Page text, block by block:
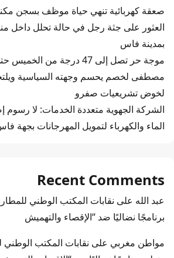
صعقة كهربائية تنهي حياة موظف بسجن
العثور على جثة رجل في حالة تحلل داخل
بمدينة فاس
موجة حر تصل إلى 47 درجة من الخميس حتى السبت
مصطفى لخصم يحسم وجهته السياسية
لخوض تشريعيات صفرو
الشركة الجهوية متعددة الخدمات: لا رسوم
الماء والكهرباء لتمويل المهرجانات بجهة
Recent Comments
عبد الله على نقابات المكتب الوطني
برنامجًا نضاليًا ضد “الإقصاء والتهميش
مواطن مغربي على نقابات المكتب